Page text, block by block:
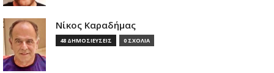
Νίκος Καραδήμας
48 ΔΗΜΟΣΙΕΥΣΕΙΣ 0 ΣΧΟΛΙΑ